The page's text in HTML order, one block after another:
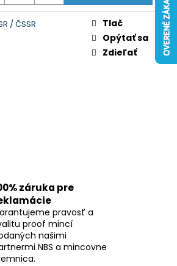
/ ČSSR
Tlač
Opýtať sa
Zdieľať
záruka pre
pravosť a
proof mincí
našimi
NBS a mincovne